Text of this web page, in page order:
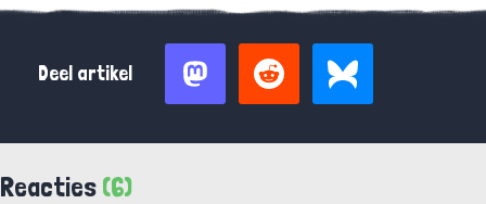
Deel artikel
Reacties (6)